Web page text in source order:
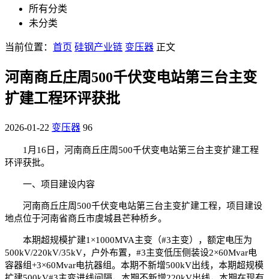
所有分类
未分类
当前位置： 首页 硅钢产业链 变压器 正文
河南商丘庄周500千伏变电站第三台主变
扩建工程环评获批
2026-01-22 变压器 96
1月16日，河南商丘庄周500千伏变电站第三台主变扩建工程
环评获批。
一、项目建设内容
河南商丘庄周500千伏变电站第三台主变扩建工程，项目建设
地点位于河南省商丘市虞城县芒种桥乡。
本期超规模扩建1×1000MVA主变（#3主变），额定电压为
500kV/220kV/35kV，户外布置，#3主变低压侧装设2×60Mvar电
容器组+3×60Mvar电抗器组。本期不新增500kV出线，本期超规模